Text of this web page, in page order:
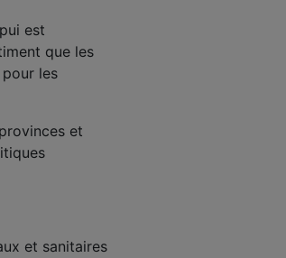
est
que les
les
et
et sanitaires